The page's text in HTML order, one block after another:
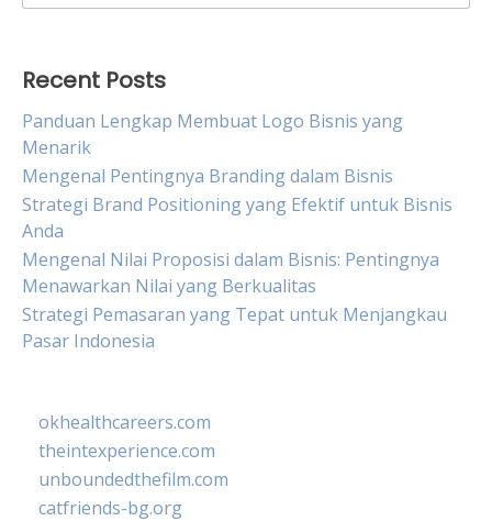
for:
Recent Posts
Panduan Lengkap Membuat Logo Bisnis yang
Menarik
Mengenal Pentingnya Branding dalam Bisnis
Strategi Brand Positioning yang Efektif untuk Bisnis
Anda
Mengenal Nilai Proposisi dalam Bisnis: Pentingnya
Menawarkan Nilai yang Berkualitas
Strategi Pemasaran yang Tepat untuk Menjangkau
Pasar Indonesia
okhealthcareers.com
theintexperience.com
unboundedthefilm.com
catfriends-bg.org